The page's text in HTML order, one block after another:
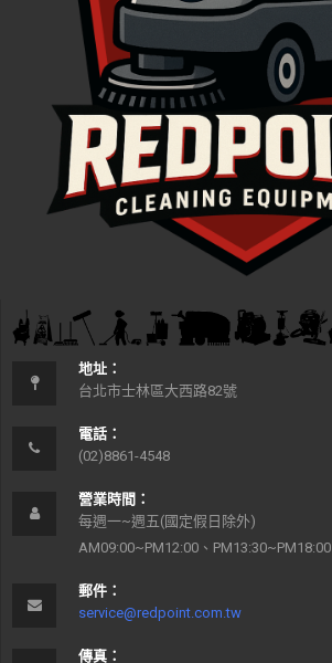
地址：
台北市士林區大西路82號
電話：
(02)8861-4548
營業時間：
每週一~週五(國定假日除外)
AM09:00~PM12:00、PM13:30~PM18:00
郵件：
service@redpoint.com.tw
傳真：